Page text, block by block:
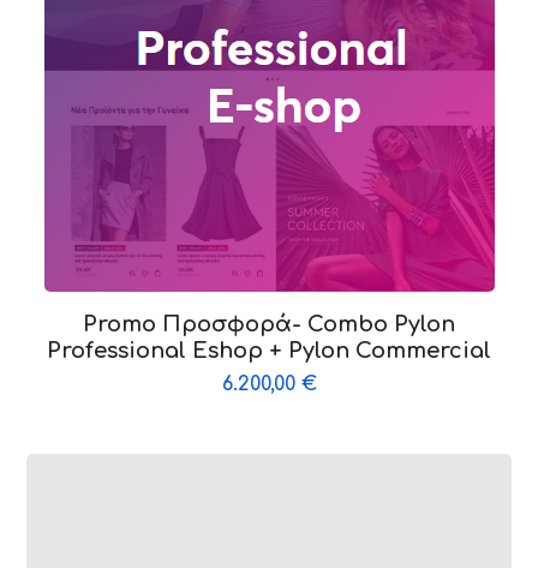
Promo Προσφορά- Combo Pylon
Professional Eshop + Pylon Commercial
6.200,00 €